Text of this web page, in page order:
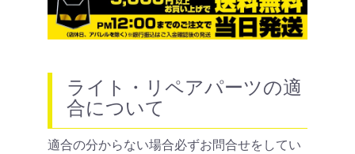
ライト・リペアパーツの適
合について
適合の分からない場合必ずお問合せをしてい